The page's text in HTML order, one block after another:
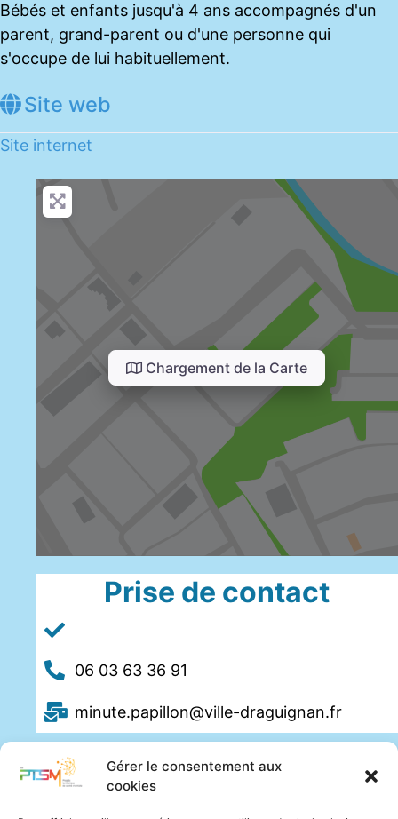
Gérer le consentement aux
cookies
Bébés et enfants jusqu'à 4 ans accompagnés d'un
parent, grand-parent ou d'une personne qui
s'occupe de lui habituellement.
Site web
Site internet
Chargement de la Carte
Prise de contact
06 03 63 36 91
minute.papillon@ville-draguignan.fr